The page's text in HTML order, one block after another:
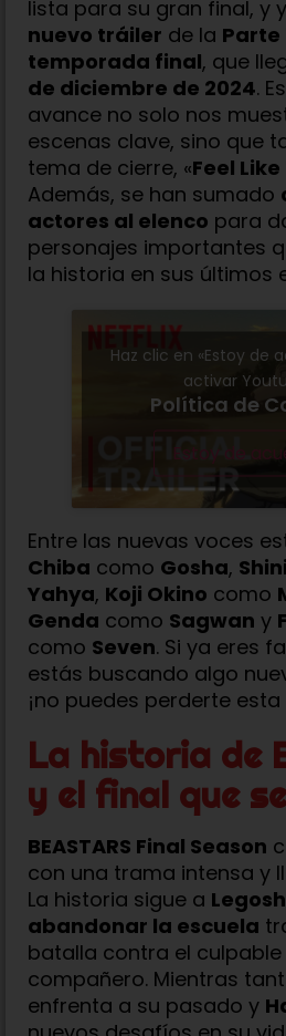
lista para su gran final, y
nuevo tráiler de la Parte
temporada final, que
de diciembre de 2024.
avance no solo nos
escenas clave, sino que
tema de cierre, «Feel Like
Además, se han sumado
actores al elenco para
personajes importantes
la historia en sus últimos
Haz clic en «Estoy de
activar
Política de
Estoy de
Entre las nuevas voces
Chiba como Gosha,
Yahya, Koji Okino como
Genda como Sagwan y
como Seven. Si ya eres
estás buscando algo
¡no puedes perderte
La historia de
y el final que
BEASTARS Final Season
con una trama intensa y
La historia sigue a
abandonar la escuela
batalla contra el
compañero. Mientras
enfrenta a su pasado y